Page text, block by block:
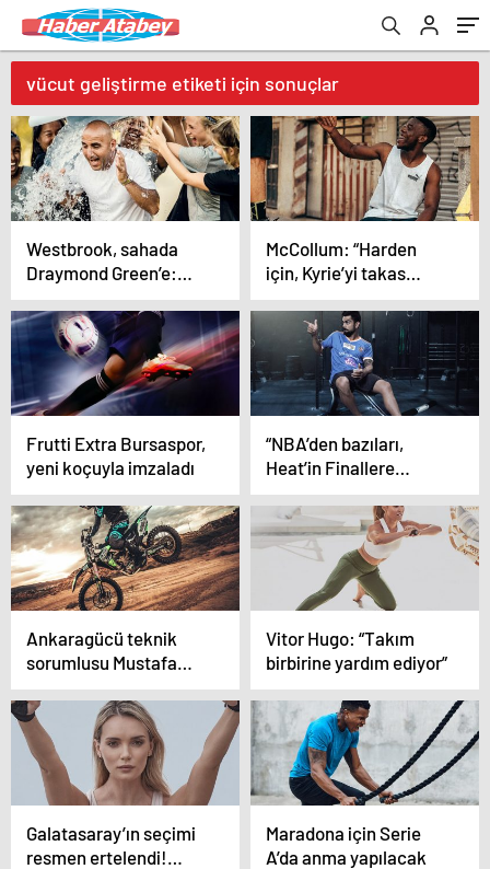
vücut geliştirme etiketi için sonuçlar
Westbrook, sahada
Draymond Green’e:
“Daha şut
atamıyorsun!”
McCollum: “Harden
için, Kyrie’yi takas
ederdim…”
Frutti Extra Bursaspor,
yeni koçuyla imzaladı
“NBA’den bazıları,
Heat’in Finallere
çıkışını ‘şans eseri’
olarak görüyor” iddiası
Ankaragücü teknik
sorumlusu Mustafa
Dalcı: “Tek eksik
goldü”
Vitor Hugo: “Takım
birbirine yardım ediyor”
Galatasaray’ın seçimi
resmen ertelendi!…
Maradona için Serie
A’da anma yapılacak